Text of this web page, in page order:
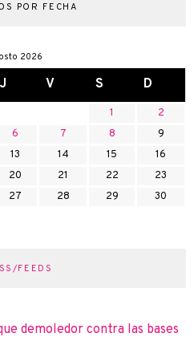
POR FECHA
2026
J V S D
1
2
6 7 8
9
13 14 15
16
20 21 22
23
27 28 29
30
FEEDS
demoledor contra las bases